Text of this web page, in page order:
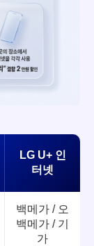
LG U+ 인
터넷
백메가 / 오
백메가 / 기
가